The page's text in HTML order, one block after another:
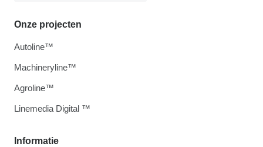
Informatie
Onze projecten
Autoline™
Machineryline™
Agroline™
Linemedia Digital ™